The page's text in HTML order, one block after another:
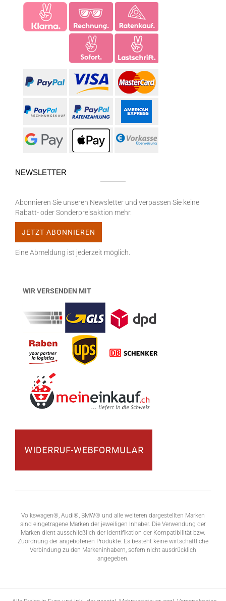
NEWSLETTER
Abonnieren Sie unseren Newsletter und verpassen Sie keine
Rabatt- oder Sonderpreisaktion mehr.
Eine Abmeldung ist jederzeit möglich.
WIR VERSENDEN MIT
Volkswagen®, Audi®, BMW® und alle weiteren dargestellten Marken
sind eingetragene Marken der jeweiligen Inhaber. Die Verwendung der
Marken dient ausschließlich der Identifikation der Kompatibilität bzw.
Zuordnung der angebotenen Produkte. Es besteht keine wirtschaftliche
Verbindung zu den Markeninhabern, sofern nicht ausdrücklich
angegeben.